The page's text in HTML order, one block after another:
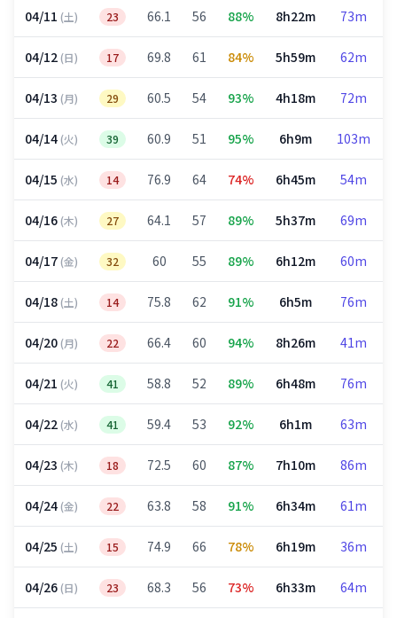
04/11 (土) 23 66.1 56 88% 8h22m 73m
04/12(日) 17 69.8 61 84% 5h59m 62m
04/13 (月) 29 60.5 54 93% 4h18m 72m
04/14(火) 39 60.9 51 95% 6h9m 103m
04/15 (水) 14 76.9 64 74% 6h45m 54m
04/16(木) 27 64.1 57 89% 5h37m 69m
04/17(金) 32 60 55 89% 6h12m 60m
04/18(土) 14 75.8 62 91% 6h5m 76m
04/20(月) 22 66.4 60 94% 8h26m 41m
04/21 (火) 41 58.8 52 89% 6h48m 76m
04/22(水) 41 59.4 53 92% 6h1m 63m
04/23 (木) 18 72.5 60 87% 7h10m 86m
04/24(金) 22 63.8 58 91% 6h34m 61m
04/25 (土) 15 74.9 66 78% 6h19m 36m
04/26(日) 23 68.3 56 73% 6h33m 64m